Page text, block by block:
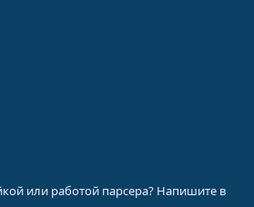
или работой парсера? Напишите в